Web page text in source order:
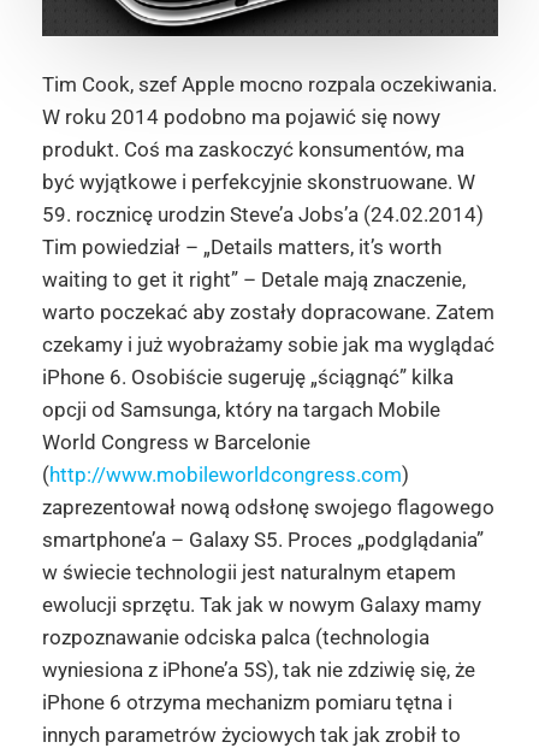
Tim Cook, szef Apple mocno rozpala oczekiwania.
W roku 2014 podobno ma pojawić się nowy
produkt. Coś ma zaskoczyć konsumentów, ma
być wyjątkowe i perfekcyjnie skonstruowane. W
59. rocznicę urodzin Steve’a Jobs’a (24.02.2014)
Tim powiedział – „Details matters, it’s worth
waiting to get it right” – Detale mają znaczenie,
warto poczekać aby zostały dopracowane. Zatem
czekamy i już wyobrażamy sobie jak ma wyglądać
iPhone 6. Osobiście sugeruję „ściągnąć” kilka
opcji od Samsunga, który na targach Mobile
World Congress w Barcelonie
(http://www.mobileworldcongress.com)
zaprezentował nową odsłonę swojego flagowego
smartphone’a – Galaxy S5. Proces „podglądania”
w świecie technologii jest naturalnym etapem
ewolucji sprzętu. Tak jak w nowym Galaxy mamy
rozpoznawanie odciska palca (technologia
wyniesiona z iPhone’a 5S), tak nie zdziwię się, że
iPhone 6 otrzyma mechanizm pomiaru tętna i
innych parametrów życiowych tak jak zrobił to